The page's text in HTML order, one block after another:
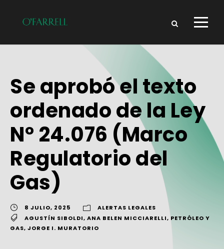
Se aprobó el texto
ordenado de la Ley
N° 24.076 (Marco
Regulatorio del
Gas)
8 JULIO, 2025
ALERTAS LEGALES
AGUSTÍN SIBOLDI, ANA BELEN MICCIARELLI, PETRÓLEO Y
GAS, JORGE I. MURATORIO